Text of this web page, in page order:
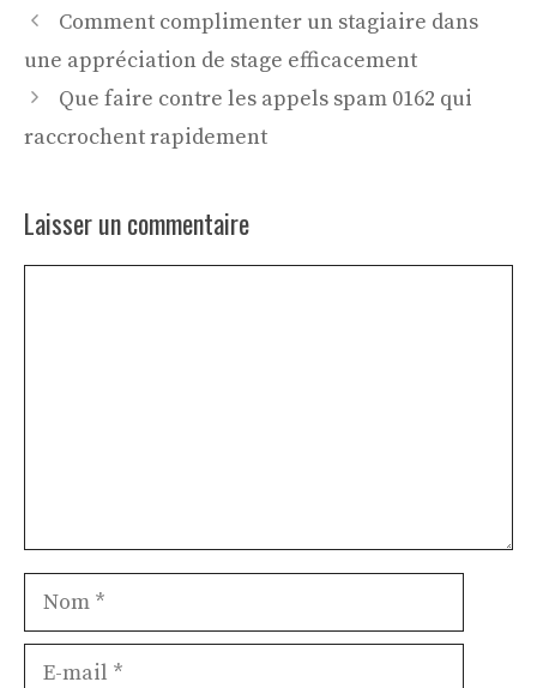
Comment complimenter un stagiaire dans
une appréciation de stage efficacement
Que faire contre les appels spam 0162 qui
raccrochent rapidement
Laisser un commentaire
Nom